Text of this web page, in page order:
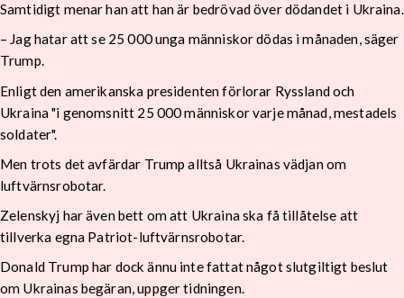
Samtidigt menar han att han är bedrövad över dödandet i Ukraina.
– Jag hatar att se 25 000 unga människor dödas i månaden, säger
Trump.
Enligt den amerikanska presidenten förlorar Ryssland och
Ukraina "i genomsnitt 25 000 människor varje månad, mestadels
soldater".
Men trots det avfärdar Trump alltså Ukrainas vädjan om
luftvärnsrobotar.
Zelenskyj har även bett om att Ukraina ska få tillåtelse att
tillverka egna Patriot-luftvärnsrobotar.
Donald Trump har dock ännu inte fattat något slutgiltigt beslut
om Ukrainas begäran, uppger tidningen.